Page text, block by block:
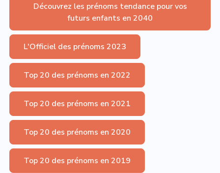
Découvrez les prénoms tendance pour vos
futurs enfants en 2040
L'Officiel des prénoms 2023
Top 20 des prénoms en 2022
Top 20 des prénoms en 2021
Top 20 des prénoms en 2020
Top 20 des prénoms en 2019